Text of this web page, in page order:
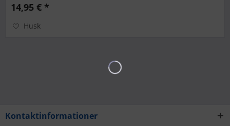
14,95 € *
Husk
Kontaktinformationer